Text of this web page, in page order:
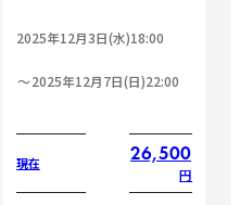
2025年12月3日(水)18:00
2025年12月7日(日)22:00
現在 26,500
円